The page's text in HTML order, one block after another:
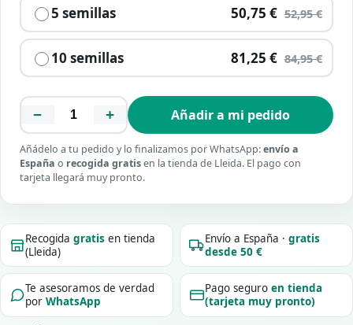
5 semillas 50,75 € 52,95 €
10 semillas 81,25 € 84,95 €
− + Añadir a mi pedido
Añádelo a tu pedido y lo finalizamos por WhatsApp:envío a
España o recogida gratisen la tienda de Lleida. El pago con
tarjeta llegará muy pronto.
Recogidagratis en tienda
(Lleida)
Envío a España ·gratis
desde 50 €
Te asesoramos de verdad
porWhatsApp
Pago seguroen tienda
(tarjeta muy pronto)